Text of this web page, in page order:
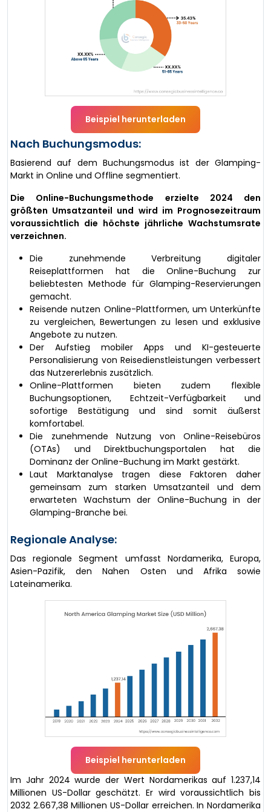
Beispiel herunterladen
Nach Buchungsmodus:
Basierend auf dem Buchungsmodus ist der Glamping-
Markt in Online und Offline segmentiert.
Die Online-Buchungsmethode erzielte 2024 den
größten Umsatzanteil und wird im Prognosezeitraum
voraussichtlich die höchste jährliche Wachstumsrate
verzeichnen.
Die zunehmende Verbreitung digitaler
Reiseplattformen hat die Online-Buchung zur
beliebtesten Methode für Glamping-Reservierungen
gemacht.
Reisende nutzen Online-Plattformen, um Unterkünfte
zu vergleichen, Bewertungen zu lesen und exklusive
Angebote zu nutzen.
Der Aufstieg mobiler Apps und KI-gesteuerte
Personalisierung von Reisedienstleistungen verbessert
das Nutzererlebnis zusätzlich.
Online-Plattformen bieten zudem flexible
Buchungsoptionen, Echtzeit-Verfügbarkeit und
sofortige Bestätigung und sind somit äußerst
komfortabel.
Die zunehmende Nutzung von Online-Reisebüros
(OTAs) und Direktbuchungsportalen hat die
Dominanz der Online-Buchung im Markt gestärkt.
Laut Marktanalyse tragen diese Faktoren daher
gemeinsam zum starken Umsatzanteil und dem
erwarteten Wachstum der Online-Buchung in der
Glamping-Branche bei.
Regionale Analyse:
Das regionale Segment umfasst Nordamerika, Europa,
Asien-Pazifik, den Nahen Osten und Afrika sowie
Lateinamerika.
Beispiel herunterladen
Im Jahr 2024 wurde der Wert Nordamerikas auf 1.237,14
Millionen US-Dollar geschätzt. Er wird voraussichtlich bis
2032 2.667,38 Millionen US-Dollar erreichen. In Nordamerika